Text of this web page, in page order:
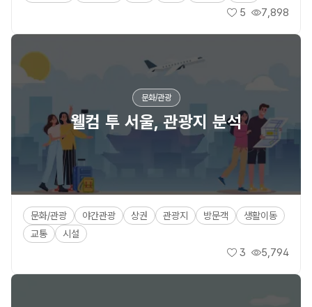
좋아요
5 조회수
7,898
문화/관광
웰컴 투 서울, 관광지 분석
문화/관광 야간관광 상권 관광지 방문객
생활이동
교통
시설
좋아요
3 조회수
5,794